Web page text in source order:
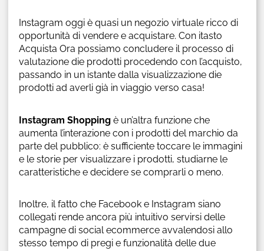
Instagram oggi è quasi un negozio virtuale ricco di
opportunità di vendere e acquistare. Con itasto
Acquista Ora possiamo concludere il processo di
valutazione die prodotti procedendo con l’acquisto,
passando in un istante dalla visualizzazione die
prodotti ad averli già in viaggio verso casa!
Instagram Shoppingè un’altra funzione che
aumenta l’interazione con i prodotti del marchio da
parte del pubblico: è sufficiente toccare le immagini
e le storie per visualizzare i prodotti, studiarne le
caratteristiche e decidere se comprarli o meno.
Inoltre, il fatto che Facebook e Instagram siano
collegati rende ancora più intuitivo servirsi delle
campagne di social ecommerce avvalendosi allo
stesso tempo di pregi e funzionalità delle due